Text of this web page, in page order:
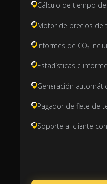
Cálculo de tiempo
Motor de precios de
Informes de CO₂
Estadísticas e
Generación
Pagador de flete de
Soporte al cliente